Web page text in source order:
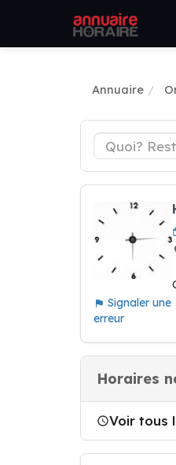
Annuaire
Signaler une
erreur
Horaires
Voir tous